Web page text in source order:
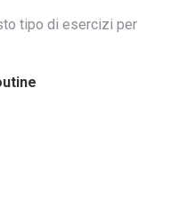
tipo di esercizi per